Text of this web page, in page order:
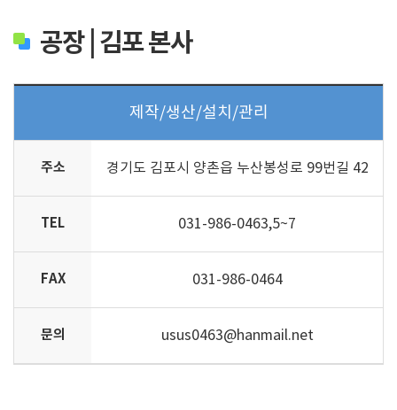
공장 | 김포 본사
제작/생산/설치/관리
주소 경기도 김포시 양촌읍 누산봉성로 99번길 42
TEL 031-986-0463,5~7
FAX 031-986-0464
문의 usus0463@hanmail.net